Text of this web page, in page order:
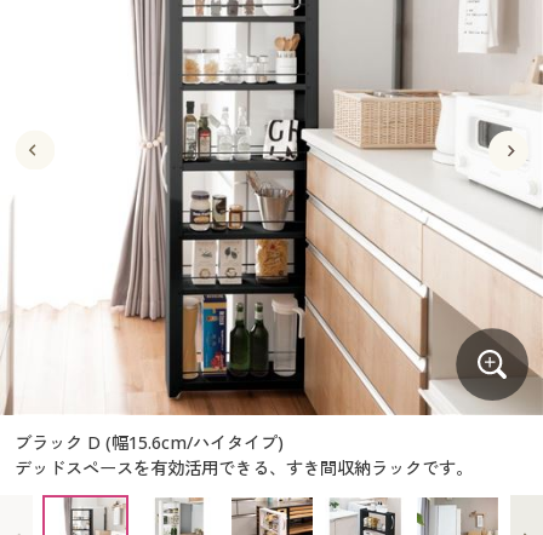
キッチン・雑貨・日用品
カーテン・ラグ・ファブリック
美容・健康通販すべて
美容・健康・サプリメント
制服・スクール
制服・スクールすべて
制服・学生服
ジュニア・ティーンズ下着
大きいサイズ
大きいサイズ通販すべて
大きいサイズ レディース服
大きいサイズ レディース下着
大きいサイズ メンズ
大きいサイズ 事務・制服
バーゲンセール
シークレットセール
商品カテゴリ一覧
カタログ・チラシからのご注文
デジタルカタログ
寝具・ベッド
カーテン・ラグ・ファブリック
美容・健康・サプリメント
制服・スクールすべて
ジュニア・ティーンズ下着
大きいサイズ
大きいサイズ通販すべて
大きいサイズ レディース服
大きいサイズ レディース下着
大きいサイズ メンズ
大きいサイズ 事務・制服
バーゲンセール
シークレットセール
商品カテゴリ一覧
カタログ
カタログ・チラシからのご注文
カタログ無料プレゼント
ブラック D (幅15.6cm/ハイタイプ)
デッドスペースを有効活用できる、すき間収納ラックです。